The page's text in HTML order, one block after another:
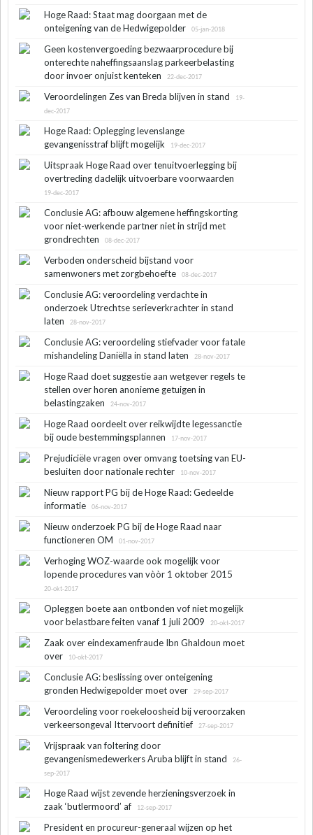
Hoge Raad: Staat mag doorgaan met de
onteigening van de Hedwigepolder
05-jan-2018
Geen kostenvergoeding bezwaarprocedure bij
onterechte naheffingsaanslag parkeerbelasting
door invoer onjuist kenteken
22-dec-2017
Veroordelingen Zes van Breda blijven in stand
19-
dec-2017
Hoge Raad: Oplegging levenslange
gevangenisstraf blijft mogelijk
19-dec-2017
Uitspraak Hoge Raad over tenuitvoerlegging bij
overtreding dadelijk uitvoerbare voorwaarden
19-dec-2017
Conclusie AG: afbouw algemene heffingskorting
voor niet-werkende partner niet in strijd met
grondrechten
08-dec-2017
Verboden onderscheid bijstand voor
samenwoners met zorgbehoefte
08-dec-2017
Conclusie AG: veroordeling verdachte in
onderzoek Utrechtse serieverkrachter in stand
laten
28-nov-2017
Conclusie AG: veroordeling stiefvader voor fatale
mishandeling Daniëlla in stand laten
28-nov-2017
Hoge Raad doet suggestie aan wetgever regels te
stellen over horen anonieme getuigen in
belastingzaken
24-nov-2017
Hoge Raad oordeelt over reikwijdte legessanctie
bij oude bestemmingsplannen
17-nov-2017
Prejudiciële vragen over omvang toetsing van EU-
besluiten door nationale rechter
10-nov-2017
Nieuw rapport PG bij de Hoge Raad: Gedeelde
informatie
06-nov-2017
Nieuw onderzoek PG bij de Hoge Raad naar
functioneren OM
01-nov-2017
Verhoging WOZ-waarde ook mogelijk voor
lopende procedures van vòòr 1 oktober 2015
20-okt-2017
Opleggen boete aan ontbonden vof niet mogelijk
voor belastbare feiten vanaf 1 juli 2009
20-okt-2017
Zaak over eindexamenfraude Ibn Ghaldoun moet
over
10-okt-2017
Conclusie AG: beslissing over onteigening
gronden Hedwigepolder moet over
29-sep-2017
Veroordeling voor roekeloosheid bij veroorzaken
verkeersongeval Ittervoort definitief
27-sep-2017
Vrijspraak van foltering door
gevangenismedewerkers Aruba blijft in stand
26-
sep-2017
Hoge Raad wijst zevende herzieningsverzoek in
zaak ‘butlermoord’ af
12-sep-2017
President en procureur-generaal wijzen op het